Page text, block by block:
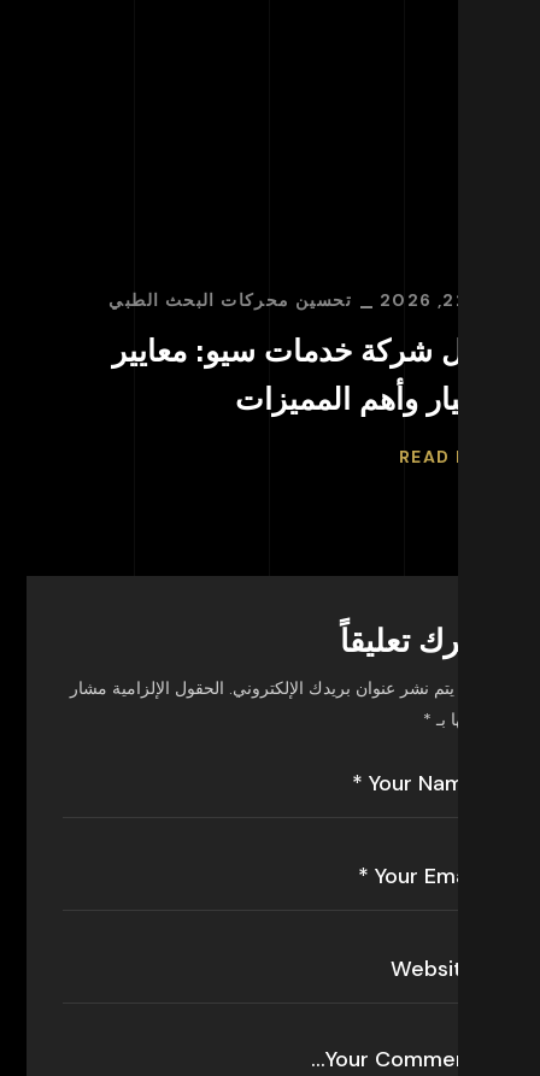
تحسين محركات البحث الطبي
شركة خدمات سيو: معايير
وأهم المميزات
READ
اترك تعليقاً
لن يتم نشر عنوان بريدك الإلكتروني. الحقول الإلزامية مشار